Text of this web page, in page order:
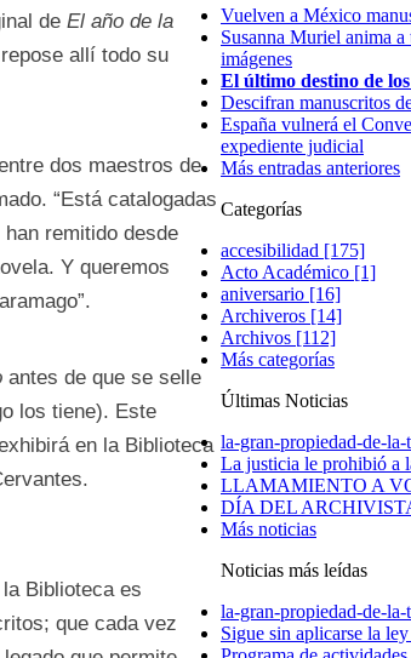
de El año de la
allí todo su
dos maestros de
“Está catalogadas
remitido desde
Y queremos
antes de que se selle
los tiene). Este
en la Biblioteca
Biblioteca es
que cada vez
Vuelven a México
Susanna Muriel anima
imágenes
El último destino de
Descifran manuscritos
España vulnerá el
expediente judicial
Más entradas anteriores
Categorías
accesibilidad [175]
Acto Académico [1]
aniversario [16]
Archiveros [14]
Archivos [112]
Más categorías
Últimas Noticias
la-gran-propiedad-de-la-
La justicia le prohibió a
LLAMAMIENTO A
DÍA DEL
Más noticias
Noticias más leídas
la-gran-propiedad-de-la-
Sigue sin aplicarse la